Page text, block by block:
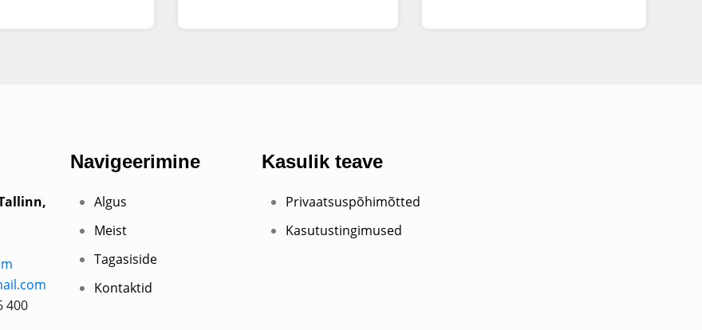
400
Navigeerimine
Algus
Meist
Tagasiside
Kontaktid
Kasulik teave
Privaatsuspõhimõtted
Kasutustingimused